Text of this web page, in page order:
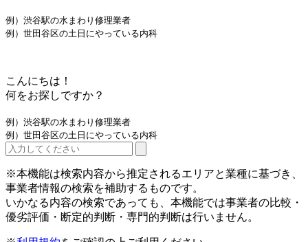
例）渋谷駅の水まわり修理業者
例）世田谷区の土日にやっている内科
こんにちは！
何をお探しですか？
例）渋谷駅の水まわり修理業者
例）世田谷区の土日にやっている内科
※本機能は検索内容から推定されるエリアと業種に基づき、
事業者情報の検索を補助するものです。
いかなる内容の検索であっても、本機能では事業者の比較・
優劣評価・断定的判断・専門的判断は行いません。